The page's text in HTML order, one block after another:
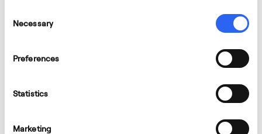
Selection
Necessary
Preferences
Statistics
Marketing